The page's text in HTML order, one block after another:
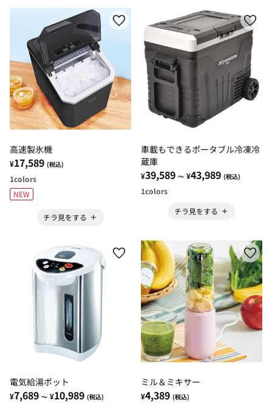
高速製氷機
¥17,589 (税込)
1colors
NEW
チラ見をする
車載もできるポータブル冷凍冷
蔵庫
¥39,589 ～ ¥43,989 (税込)
1colors
チラ見をする
電気給湯ポット
¥7,689 ～ ¥10,989 (税込)
ミル＆ミキサー
¥4,389 (税込)